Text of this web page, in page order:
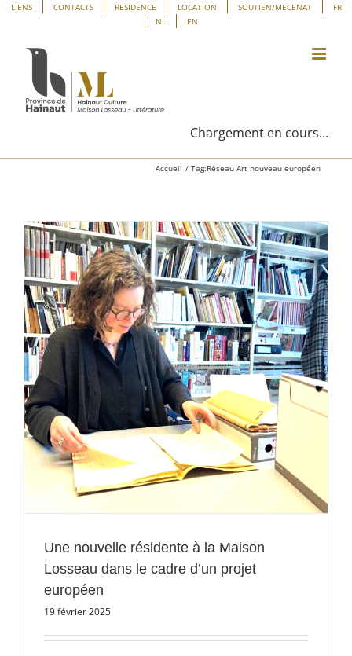
Panneau de gestion des cookies
Passer
contenu
LIENS CONTACTS RESIDENCE LOCATION SOUTIEN/MECENAT
FR
NL
EN
Chargement en cours...
Accueil Tag:Réseau Art nouveau européen
Une nouvelle résidente à la Maison
Losseau dans le cadre d’un projet
européen
19 février 2025